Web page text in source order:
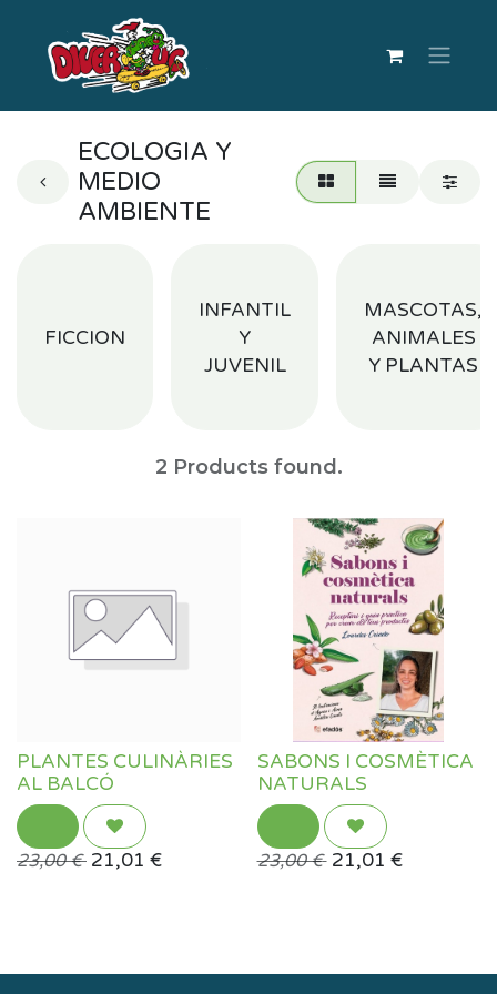
ECOLOGIA Y
MEDIO
AMBIENTE
FICCION
INFANTIL
Y
JUVENIL
MASCOTAS,
ANIMALES
Y PLANTAS
2 Products found.
PLANTES CULINÀRIES
AL BALCÓ
23,00€ 21,01 €
SABONS I COSMÈTICA
NATURALS
23,00€ 21,01 €